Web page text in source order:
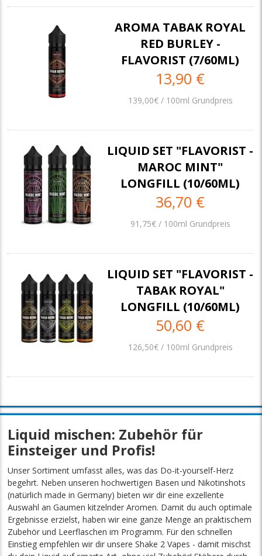
AROMA TABAK ROYAL
RED BURLEY -
FLAVORIST (7/60ML)
13,90 €
139,00€ / 100ml Grundpreis
LIQUID SET "FLAVORIST -
MAROC MINT"
LONGFILL (10/60ML)
36,70 €
91,75€ / 100ml Grundpreis
LIQUID SET "FLAVORIST -
TABAK ROYAL"
LONGFILL (10/60ML)
50,60 €
126,50€ / 100ml Grundpreis
Liquid mischen: Zubehör für
Einsteiger und Profis!
Unser Sortiment umfasst alles, was das Do-it-yourself-Herz
begehrt. Neben unseren hochwertigen Basen und Nikotinshots
(natürlich made in Germany) bieten wir dir eine exzellente
Auswahl an Gaumen kitzelnder Aromen. Damit du auch optimale
Ergebnisse erzielst, haben wir eine ganze Menge an praktischem
Zubehör und Leerflaschen im Programm. Für den schnellen
Einstieg empfehlen wir dir unsere Shake 2 Vapes - damit mischst